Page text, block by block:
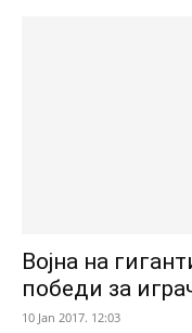
Војна на
победи за
10 Jan 2017. 12:03